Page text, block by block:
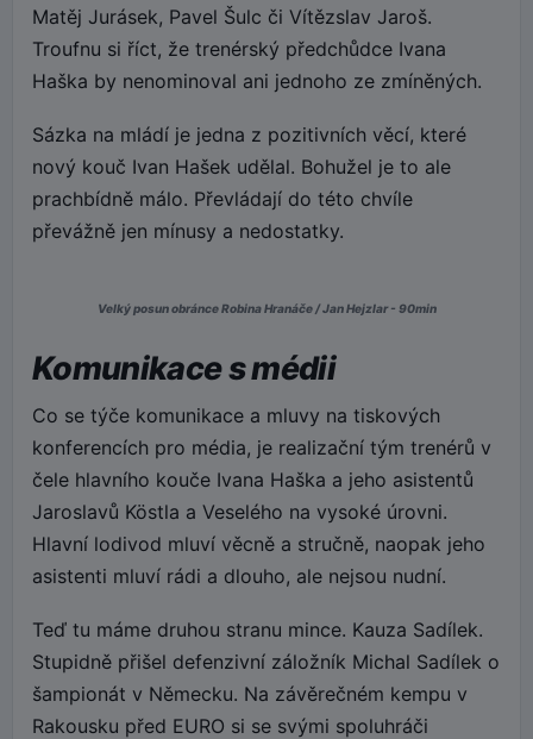
Matěj Jurásek, Pavel Šulc či Vítězslav Jaroš.
Troufnu si říct, že trenérský předchůdce Ivana
Haška by nenominoval ani jednoho ze zmíněných.
Sázka na mládí je jedna z pozitivních věcí, které
nový kouč Ivan Hašek udělal. Bohužel je to ale
prachbídně málo. Převládají do této chvíle
převážně jen mínusy a nedostatky.
Velký posun obránce Robina Hranáče / Jan Hejzlar - 90min
Komunikace s médii
Co se týče komunikace a mluvy na tiskových
konferencích pro média, je realizační tým trenérů v
čele hlavního kouče Ivana Haška a jeho asistentů
Jaroslavů Köstla a Veselého na vysoké úrovni.
Hlavní lodivod mluví věcně a stručně, naopak jeho
asistenti mluví rádi a dlouho, ale nejsou nudní.
Teď tu máme druhou stranu mince. Kauza Sadílek.
Stupidně přišel defenzivní záložník Michal Sadílek o
šampionát v Německu. Na závěrečném kempu v
Rakousku před EURO si se svými spoluhráči